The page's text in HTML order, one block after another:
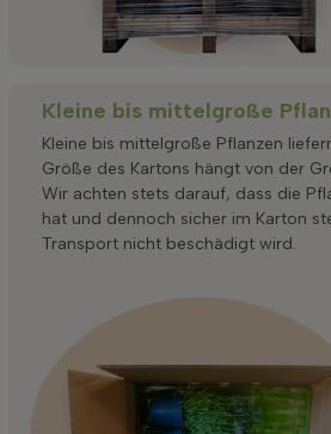
Kleine bis mittelgroße
Kleine bis mittelgroße Pflanzen
Größe des Kartons hängt von der
Wir achten stets darauf, dass die
hat und dennoch sicher im Karton
Transport nicht beschädigt wird.